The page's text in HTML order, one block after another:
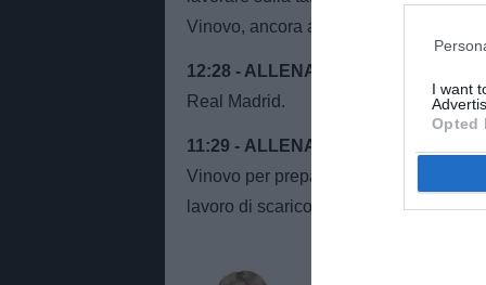
I want
Opted
Vinovo, ancora al mattino.", si legge su
12:28 - ALLENAMENTO IN CORSO
Real Madrid.
11:29 - ALLENAMENTO
Vinovo per preparare la gara contro il
lavoro di scarico. Mercoledì fra i